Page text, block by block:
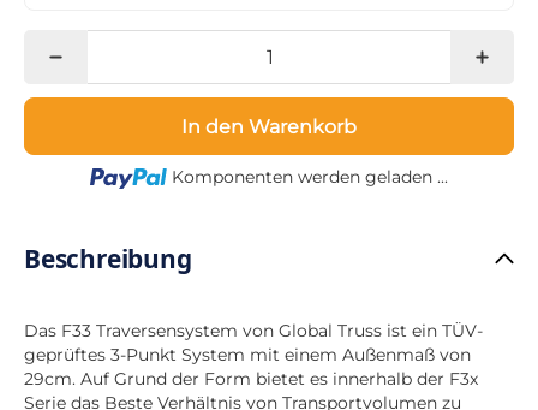
In den Warenkorb
Loading...
Komponenten werden geladen ...
Beschreibung
Das F33 Traversensystem von Global Truss ist ein TÜV-
geprüftes 3-Punkt System mit einem Außenmaß von
29cm. Auf Grund der Form bietet es innerhalb der F3x
Serie das Beste Verhältnis von Transportvolumen zu